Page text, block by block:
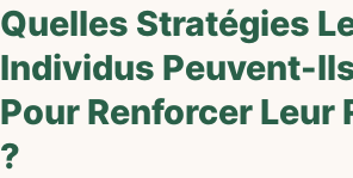
Quelles Stratégies
Individus Peuvent-
Pour Renforcer Leur
?